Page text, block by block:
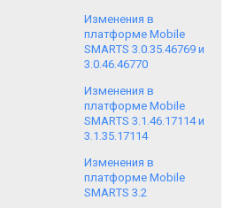
Изменения в
платформе Mobile
SMARTS 3.0.35.46769 и
3.0.46.46770
Изменения в
платформе Mobile
SMARTS 3.1.46.17114 и
3.1.35.17114
Изменения в
платформе Mobile
SMARTS 3.2